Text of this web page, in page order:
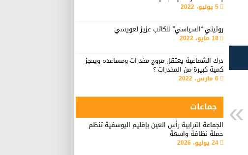
5 يوليو، 2022
روتيني “السياسي” للكاتب عزيز لعويسي
18 مايو، 2022
درك الشماعية يعتقل مروج مخدرات ومساعده ويحجز
كمية كبيرة من المخدرات ؟
6 مارس، 2022
جماعات
الجماعة الترابية رأس العين بإقليم اليوسفية تنظم
حملة نظافة واسعة
24 يوليو، 2026